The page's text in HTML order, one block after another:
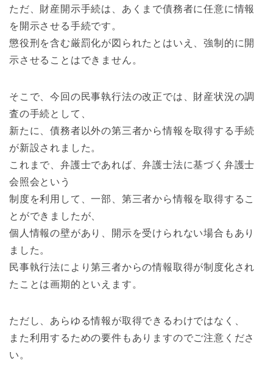
ただ、財産開示手続は、あくまで債務者に任意に情報
を開示させる手続です。
懲役刑を含む厳罰化が図られたとはいえ、強制的に開
示させることはできません。
そこで、今回の民事執行法の改正では、財産状況の調
査の手続として、
新たに、債務者以外の第三者から情報を取得する手続
が新設されました。
これまで、弁護士であれば、弁護士法に基づく弁護士
会照会という
制度を利用して、一部、第三者から情報を取得するこ
とができましたが、
個人情報の壁があり、開示を受けられない場合もあり
ました。
民事執行法により第三者からの情報取得が制度化され
たことは画期的といえます。
ただし、あらゆる情報が取得できるわけではなく、
また利用するための要件もありますのでご注意くださ
い。